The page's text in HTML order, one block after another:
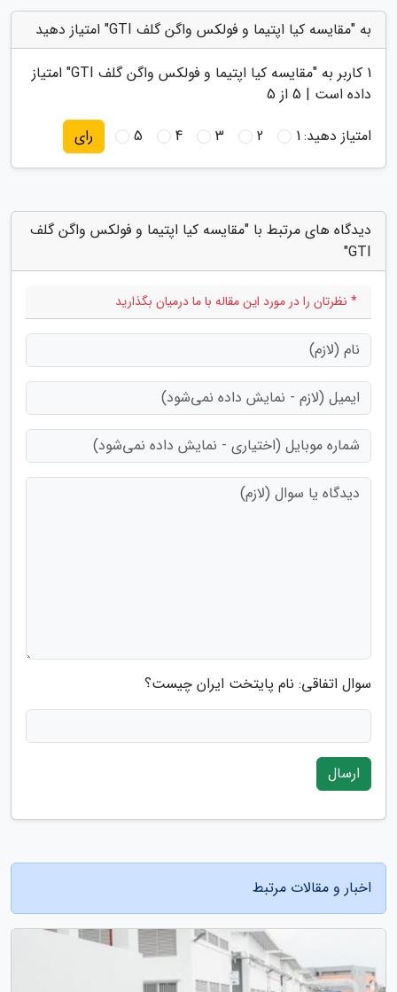
به "مقایسه کیا اپتیما و فولکس واگن گلف GTI" امتیاز دهید
1 کاربر به "مقایسه کیا اپتیما و فولکس واگن گلف GTI
" امتیاز
داده است | 5 از 5
امتیاز دهید:1
2
3
4
5 رای
دیدگاه های مرتبط با "مقایسه کیا اپتیما و فولکس واگن گلف
GTI"
* نظرتان را در مورد این مقاله با ما درمیان بگذارید
سوال اتفاقی: نام پایتخت ایران چیست؟
ارسال
اخبار و مقالات مرتبط